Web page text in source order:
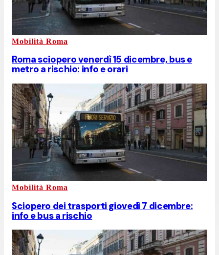
Mobilità Roma
Roma sciopero venerdì 15 dicembre, bus e
metro a rischio: info e orari
Mobilità Roma
Sciopero dei trasporti giovedì 7 dicembre:
info e bus a rischio